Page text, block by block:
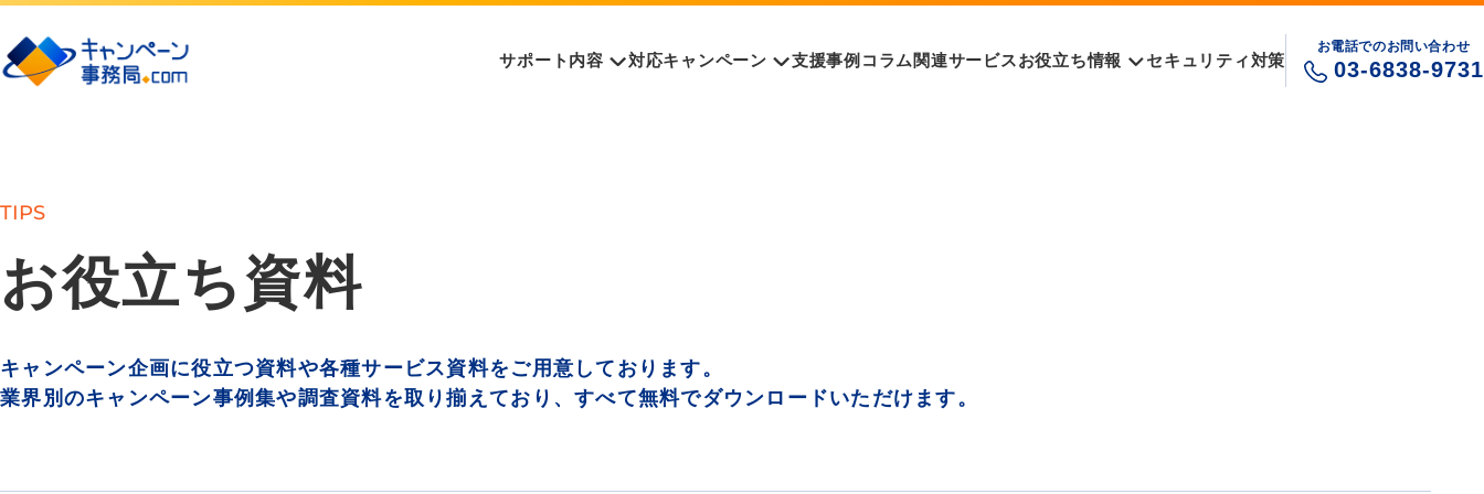
サポート内容 対応キャンペーン 支援事例 コラム 関連サービスお役立ち情報 セキュリティ対策
お電話でのお問い合わせ
03-6838-9731
TIPS
お役立ち資料
キャンペーン企画に役立つ資料や各種サービス資料をご用意しております。
業界別のキャンペーン事例集や調査資料を取り揃えており、すべて無料でダウンロードいただけます。